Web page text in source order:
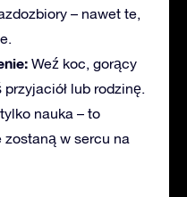
– nawet te,
Weź koc, gorący
lub rodzinę.
nauka – to
w sercu na